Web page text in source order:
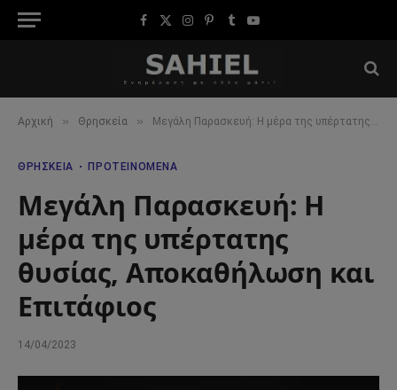
Facebook
X
Instagram
Pinterest
TumblrYouTube
Αρχική » Θρησκεία » Μεγάλη Παρασκευή: Η μέρα της υπέρτατης θυσίας, Αποκαθήλωση και Επιτάφιος
ΘΡΗΣΚΕΊΑ ΠΡΟΤΕΙΝΌΜΕΝΑ
Μεγάλη Παρασκευή: Η
μέρα της υπέρτατης
θυσίας, Αποκαθήλωση και
Επιτάφιος
14/04/2023